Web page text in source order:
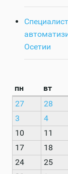
Осетии
пн вт
27
28
3
4
10
11
17
18
24
25